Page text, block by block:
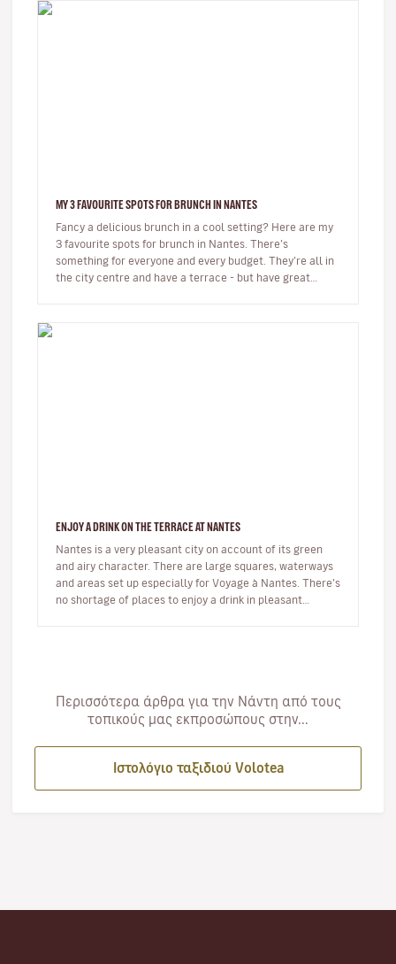
MY 3 FAVOURITE SPOTS FOR BRUNCH IN NANTES
Fancy a delicious brunch in a cool setting? Here are my
3 favourite spots for brunch in Nantes. There’s
something for everyone and every budget. They’re all in
the city centre and have a terrace - but have great
ENJOY A DRINK ON THE TERRACE AT NANTES
Nantes is a very pleasant city on account of its green
and airy character. There are large squares, waterways
and areas set up especially for Voyage à Nantes. There’s
no shortage of places to enjoy a drink in pleasant
Περισσότερα άρθρα για την Νάντη από τους
τοπικούς μας εκπροσώπους στην...
Ιστολόγιο ταξιδιού Volotea